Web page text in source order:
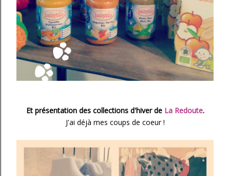
Et présentation des collections d'hiver de La Redoute.
J'ai déjà mes coups de coeur !